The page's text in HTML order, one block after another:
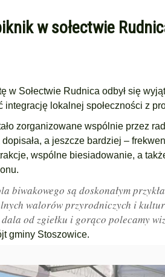
w sołectwie
w Sołectwie Rudnica odbył się
integrację lokalnej społeczności z
zorganizowane wspólnie przez
a jeszcze bardziej –
wspólne biesiadowanie, a
biwakowego są doskonałym
walorów przyrodniczych i
dala od zgiełku i gorąco polecamy
gminy Stoszowice.